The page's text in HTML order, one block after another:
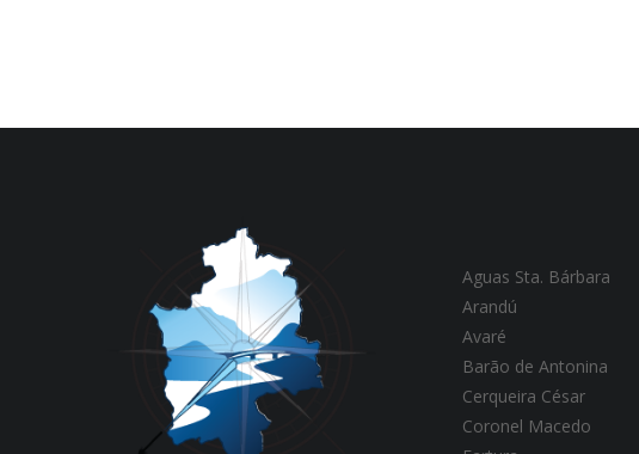
Aguas Sta. Bárbara
Arandú
Avaré
Barão de Antonina
Cerqueira César
Coronel Macedo